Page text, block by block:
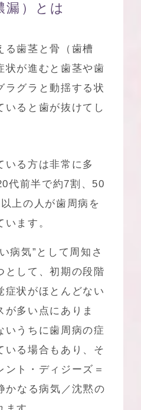
漏）とは
る歯茎と骨（歯槽
状が進むと歯茎や歯
ラグラと動揺する状
いると歯が抜けてし
いる方は非常に多
代前半で約7割、50
上の人が歯周病を
ます。
病気”として周知さ
として、初期の段階
症状がほとんどない
が多い点にありま
いうちに歯周病の症
いる場合もあり、そ
ント・ディジーズ＝
なる病気／沈黙の